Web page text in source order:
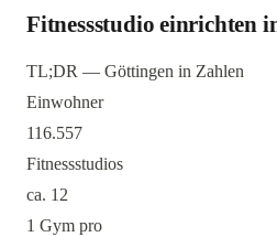
Fitnessstudio einrichten
TL;DR — Göttingen in Zahlen
Einwohner
116.557
Fitnessstudios
ca. 12
1 Gym pro